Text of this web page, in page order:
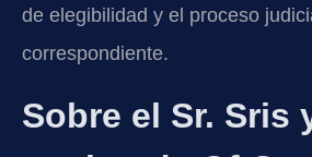
de elegibilidad y el proceso
correspondiente.
Sobre el Sr. Sris